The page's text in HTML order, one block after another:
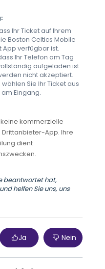
Ihr Ticket auf Ihrem
Boston Celtics Mobile
verfügbar ist.
Ihr Telefon am Tag
aufgeladen ist.
nicht akzeptiert.
Sie Ihr Ticket aus
Eingang.
kommerzielle
App. Ihre
dient
beantwortet hat,
helfen Sie uns, uns
Ja Nein